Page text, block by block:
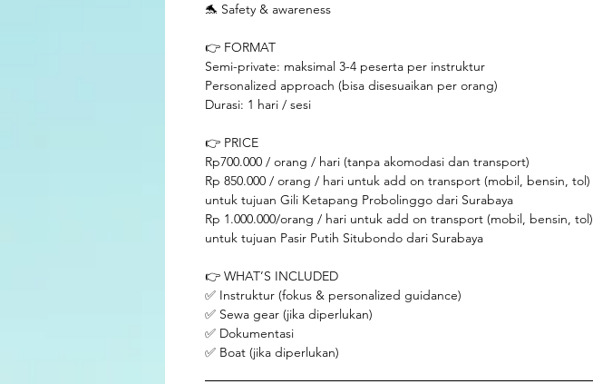
🐬 Safety & awareness
👉 FORMAT
Semi-private: maksimal 3-4 peserta per instruktur
Personalized approach (bisa disesuaikan per orang)
Durasi: 1 hari / sesi
👉 PRICE
Rp700.000 / orang / hari (tanpa akomodasi dan transport)
Rp 850.000 / orang / hari untuk add on transport (mobil, bensin, tol)
untuk tujuan Gili Ketapang Probolinggo dari Surabaya
Rp 1.000.000/orang / hari untuk add on transport (mobil, bensin, tol)
untuk tujuan Pasir Putih Situbondo dari Surabaya
👉 WHAT’S INCLUDED
✅ Instruktur (fokus & personalized guidance)
✅ Sewa gear (jika diperlukan)
✅ Dokumentasi
✅ Boat (jika diperlukan)